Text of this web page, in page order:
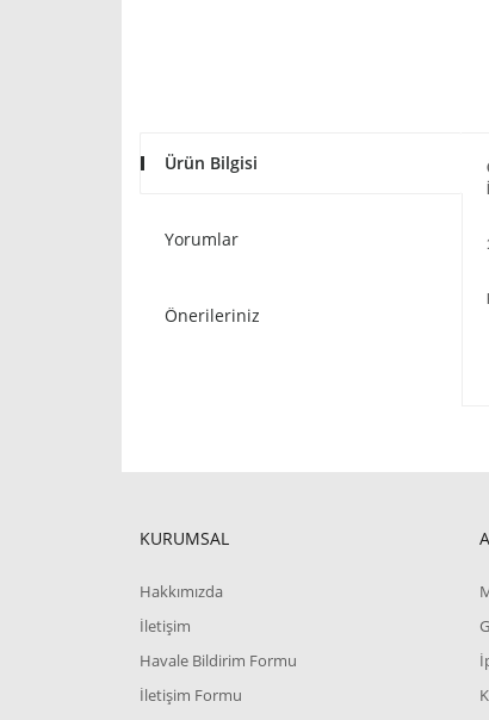
Ürün Bilgisi
Yorumlar
Önerileriniz
KURUMSAL
Hakkımızda
İletişim
Havale Bildirim Formu
İletişim Formu